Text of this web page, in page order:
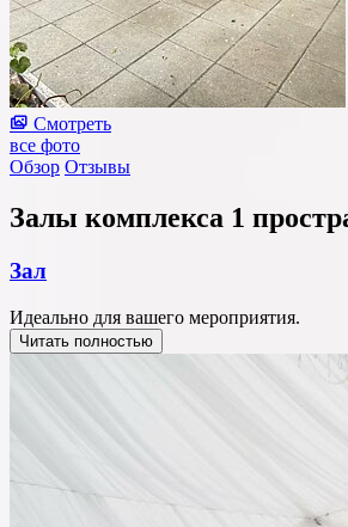
Смотреть
все фото
Обзор Отзывы
Залы комплекса 1
Зал
Идеально для вашего мероприятия.
Читать полностью